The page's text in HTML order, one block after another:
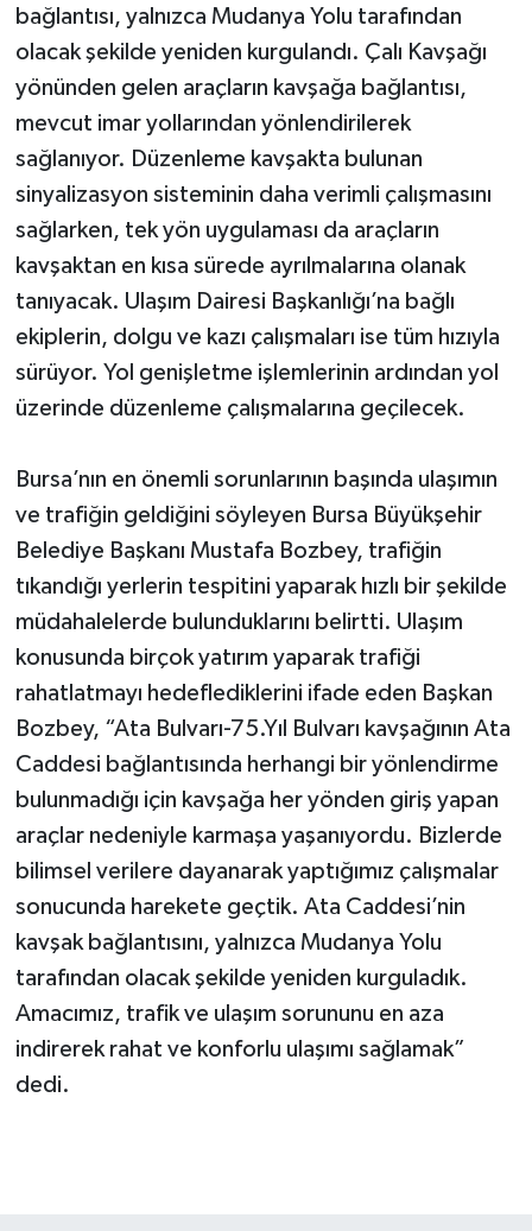
bağlantısı, yalnızca Mudanya Yolu tarafından
olacak şekilde yeniden kurgulandı. Çalı Kavşağı
yönünden gelen araçların kavşağa bağlantısı,
mevcut imar yollarından yönlendirilerek
sağlanıyor. Düzenleme kavşakta bulunan
sinyalizasyon sisteminin daha verimli çalışmasını
sağlarken, tek yön uygulaması da araçların
kavşaktan en kısa sürede ayrılmalarına olanak
tanıyacak. Ulaşım Dairesi Başkanlığı’na bağlı
ekiplerin, dolgu ve kazı çalışmaları ise tüm hızıyla
sürüyor. Yol genişletme işlemlerinin ardından yol
üzerinde düzenleme çalışmalarına geçilecek.
Bursa’nın en önemli sorunlarının başında ulaşımın
ve trafiğin geldiğini söyleyen Bursa Büyükşehir
Belediye Başkanı Mustafa Bozbey, trafiğin
tıkandığı yerlerin tespitini yaparak hızlı bir şekilde
müdahalelerde bulunduklarını belirtti. Ulaşım
konusunda birçok yatırım yaparak trafiği
rahatlatmayı hedeflediklerini ifade eden Başkan
Bozbey, “Ata Bulvarı-75.Yıl Bulvarı kavşağının Ata
Caddesi bağlantısında herhangi bir yönlendirme
bulunmadığı için kavşağa her yönden giriş yapan
araçlar nedeniyle karmaşa yaşanıyordu. Bizlerde
bilimsel verilere dayanarak yaptığımız çalışmalar
sonucunda harekete geçtik. Ata Caddesi’nin
kavşak bağlantısını, yalnızca Mudanya Yolu
tarafından olacak şekilde yeniden kurguladık.
Amacımız, trafik ve ulaşım sorununu en aza
indirerek rahat ve konforlu ulaşımı sağlamak”
dedi.